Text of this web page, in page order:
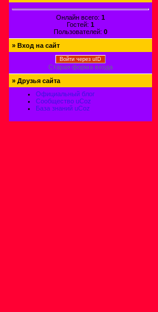
Онлайн всего: 1
Гостей: 1
Пользователей: 0
» Вход на сайт
Войти через uID
Старая форма входа
» Друзья сайта
Официальный блог
Сообщество uCoz
База знаний uCoz